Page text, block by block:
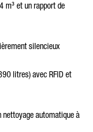
m³ et un rapport de
silencieux
litres) avec RFID et
nettoyage automatique à